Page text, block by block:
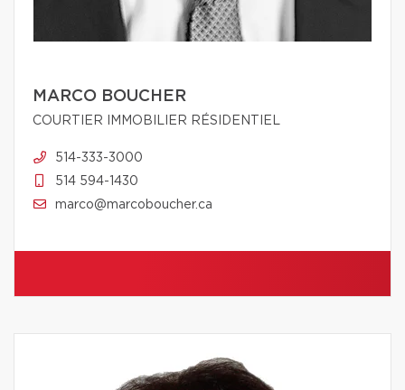
MARCO BOUCHER
COURTIER IMMOBILIER RÉSIDENTIEL
514-333-3000
514 594-1430
marco@marcoboucher.ca